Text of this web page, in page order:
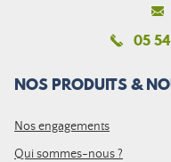
05
NOS PRODUITS &
Nos engagements
Qui sommes-nous ?